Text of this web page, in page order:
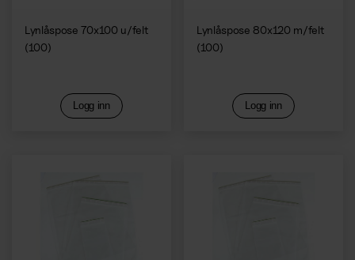
Lynlåspose 70x100 u/felt
(100)
Logg inn
Lynlåspose 80x120 m/felt
(100)
Logg inn